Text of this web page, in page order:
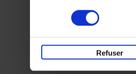
Refuser